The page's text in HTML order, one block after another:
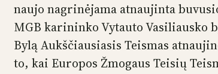
naujo nagrinėjama atnaujinta
MGB karininko Vytauto Vasiliausko
Bylą Aukščiausiasis Teismas
to, kai Europos Žmogaus Teisių